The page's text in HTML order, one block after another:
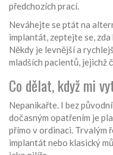
předchozích prací.
Neváhejte se ptát na
implantát, zeptejte se,
Někdy je levnější a
mladších pacientů, jejichž
Co dělat, když mi
Nepanikařte. I bez
dočasným opatřením je
přímo v ordinaci. Trvalým
implantát nebo klasický